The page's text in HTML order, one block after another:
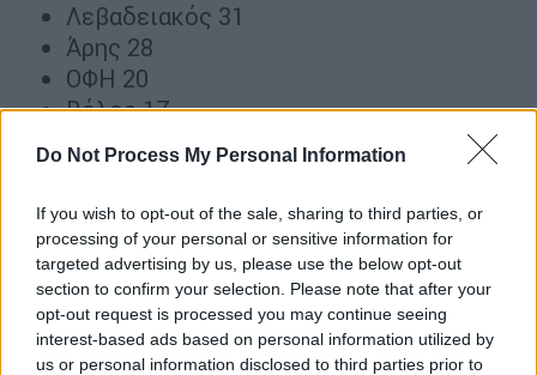
Do Not Process My Personal Information
If you wish to opt-out of the sale, sharing to third parties, or
processing of your personal or sensitive information for
targeted advertising by us, please use the below opt-out
section to confirm your selection. Please note that after your
opt-out request is processed you may continue seeing
interest-based ads based on personal information utilized by
us or personal information disclosed to third parties prior to
Λεβαδειακός 31
Άρης 28
ΟΦΗ 20
Βόλος 17
Αθλητισμός|13.05.2026 19:10
GBL: Ισοπεδωτικός Ολυμπιακός
απέναντι στον Κολοσσό